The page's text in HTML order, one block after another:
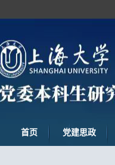
首页 党建思政